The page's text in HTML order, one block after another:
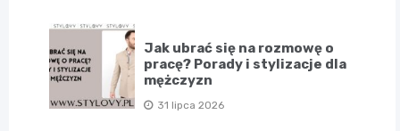
Jak ubrać się na rozmowę o
pracę? Porady i stylizacje dla
mężczyzn
31 lipca 2026